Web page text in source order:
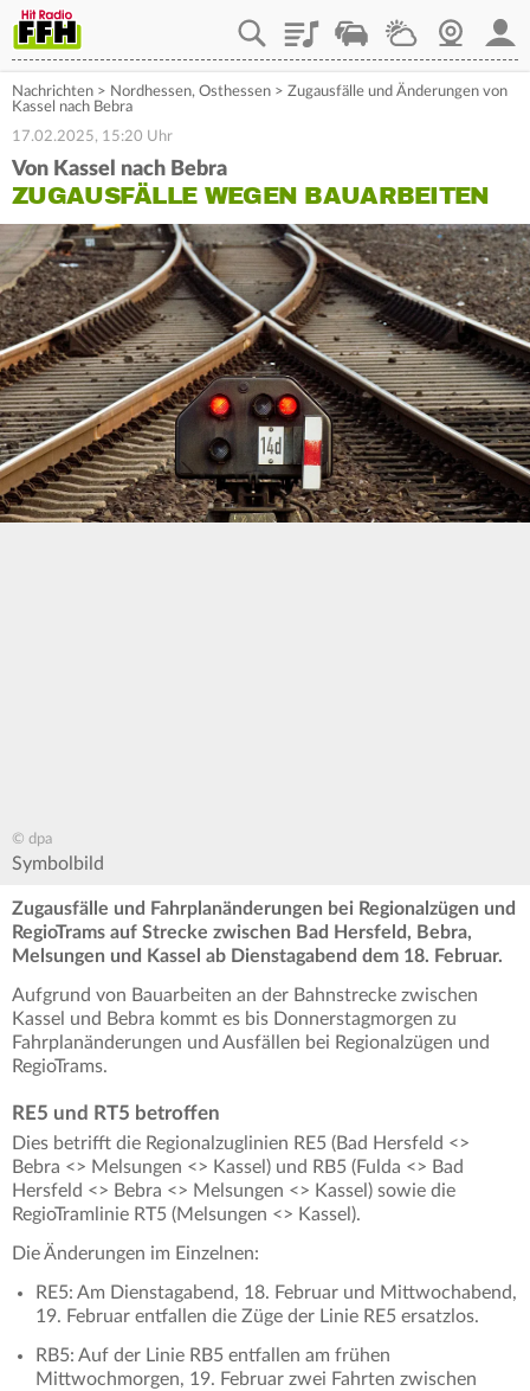
PlaylistStaupilotWetterWebcam
Nachrichten > Nordhessen, Osthessen > Zugausfälle und Änderungen von
Kassel nach Bebra
17.02.2025, 15:20 Uhr
Von Kassel nach Bebra
ZUGAUSFÄLLE WEGEN BAUARBEITEN
© dpa
Symbolbild
Zugausfälle und Fahrplanänderungen bei Regionalzügen und
RegioTrams auf Strecke zwischen Bad Hersfeld, Bebra,
Melsungen und Kassel ab Dienstagabend dem 18. Februar.
Aufgrund von Bauarbeiten an der Bahnstrecke zwischen
Kassel und Bebra kommt es bis Donnerstagmorgen zu
Fahrplanänderungen und Ausfällen bei Regionalzügen und
RegioTrams.
RE5 und RT5 betroffen
Dies betrifft die Regionalzuglinien RE5 (Bad Hersfeld <>
Bebra <> Melsungen <> Kassel) und RB5 (Fulda <> Bad
Hersfeld <> Bebra <> Melsungen <> Kassel) sowie die
RegioTramlinie RT5 (Melsungen <> Kassel).
Die Änderungen im Einzelnen:
RE5: Am Dienstagabend, 18. Februar und Mittwochabend,
19. Februar entfallen die Züge der Linie RE5 ersatzlos.
RB5: Auf der Linie RB5 entfallen am frühen
Mittwochmorgen, 19. Februar zwei Fahrten zwischen